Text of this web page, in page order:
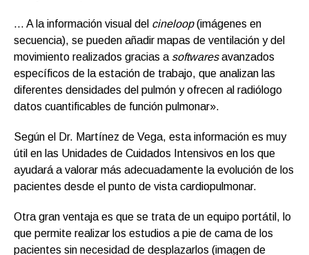
… A la información visual del cineloop(imágenes en
secuencia), se pueden añadir mapas de ventilación y del
movimiento realizados gracias a softwaresavanzados
específicos de la estación de trabajo, que analizan las
diferentes densidades del pulmón y ofrecen al radiólogo
datos cuantificables de función pulmonar».
Según el Dr. Martínez de Vega, esta información es muy
útil en las Unidades de Cuidados Intensivos en los que
ayudará a valorar más adecuadamente la evolución de los
pacientes desde el punto de vista cardiopulmonar.
Otra gran ventaja es que se trata de un equipo portátil, lo
que permite realizar los estudios a pie de cama de los
pacientes sin necesidad de desplazarlos (imagen de